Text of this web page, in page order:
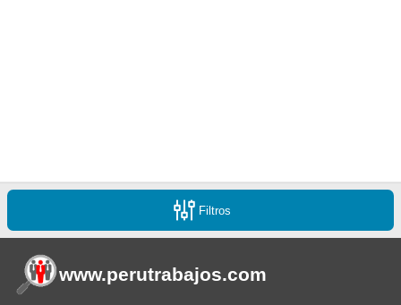
Filtros
www.perutrabajos.com